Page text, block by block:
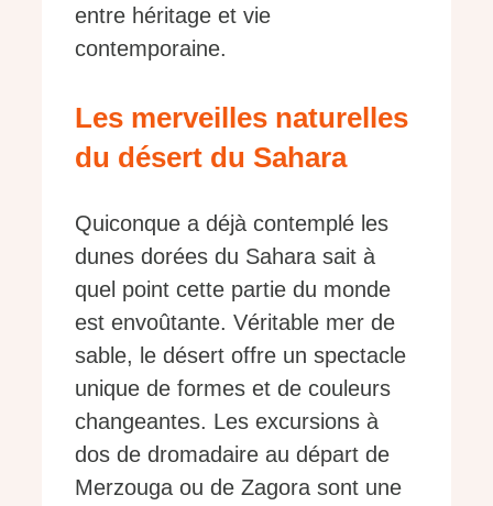
entre héritage et vie
contemporaine.
Les merveilles naturelles
du désert du Sahara
Quiconque a déjà contemplé les
dunes dorées du Sahara sait à
quel point cette partie du monde
est envoûtante. Véritable mer de
sable, le désert offre un spectacle
unique de formes et de couleurs
changeantes. Les excursions à
dos de dromadaire au départ de
Merzouga ou de Zagora sont une